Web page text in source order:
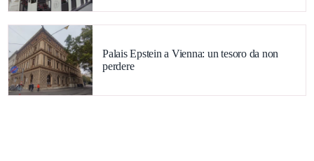
Palais Epstein a Vienna: un tesoro da non
perdere